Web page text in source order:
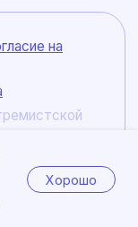
Хорошо